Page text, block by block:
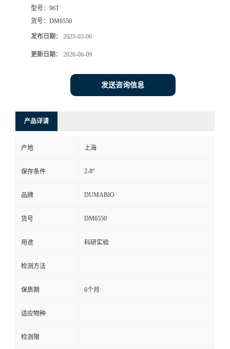
系
方
型号： 96T
货号： DM6550
发布日期： 2025-03-06
更新日期： 2026-06-09
发送咨询信息
产品详请
产地 上海
保存条件 2-8°
品牌 DUMABIO
货号 DM6550
用途 科研实验
检测方法
保质期 6个月
适应物种
检测限